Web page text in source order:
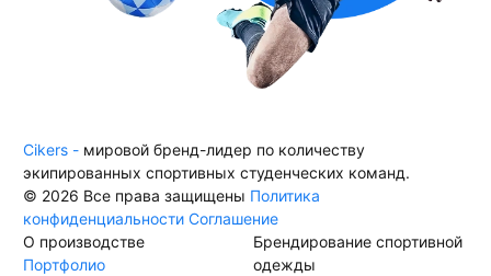
Cikers - мировой бренд-лидер по количеству
экипированных спортивных студенческих команд.
© 2026 Все права защищены Политика
конфиденциальности Соглашение
О производстве
Портфолио
Брендирование спортивной
одежды